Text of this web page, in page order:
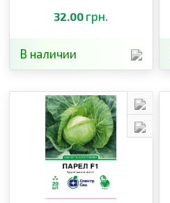
32.00 грн.
В наличии